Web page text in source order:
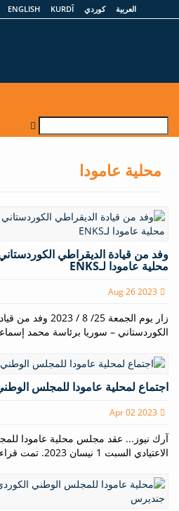
العربية كوردي KURDÎ
ENGLISH
محلية عامودا
وفد من قيادة الديقراطي
محلية عامودا لـENKS
Aug 26 2023
زار يوم الجمعة 25/
الكوردستاني – سوريا برئاسة محمد
اجتماع لمحلية عامودا للمجلس
Apr 02 2023
آرك نيوز... عقد مجلس محلية عامودا
الاعتيادي السبت 1 نيسان 2023. تمت قراءة التقرير الوارد من...